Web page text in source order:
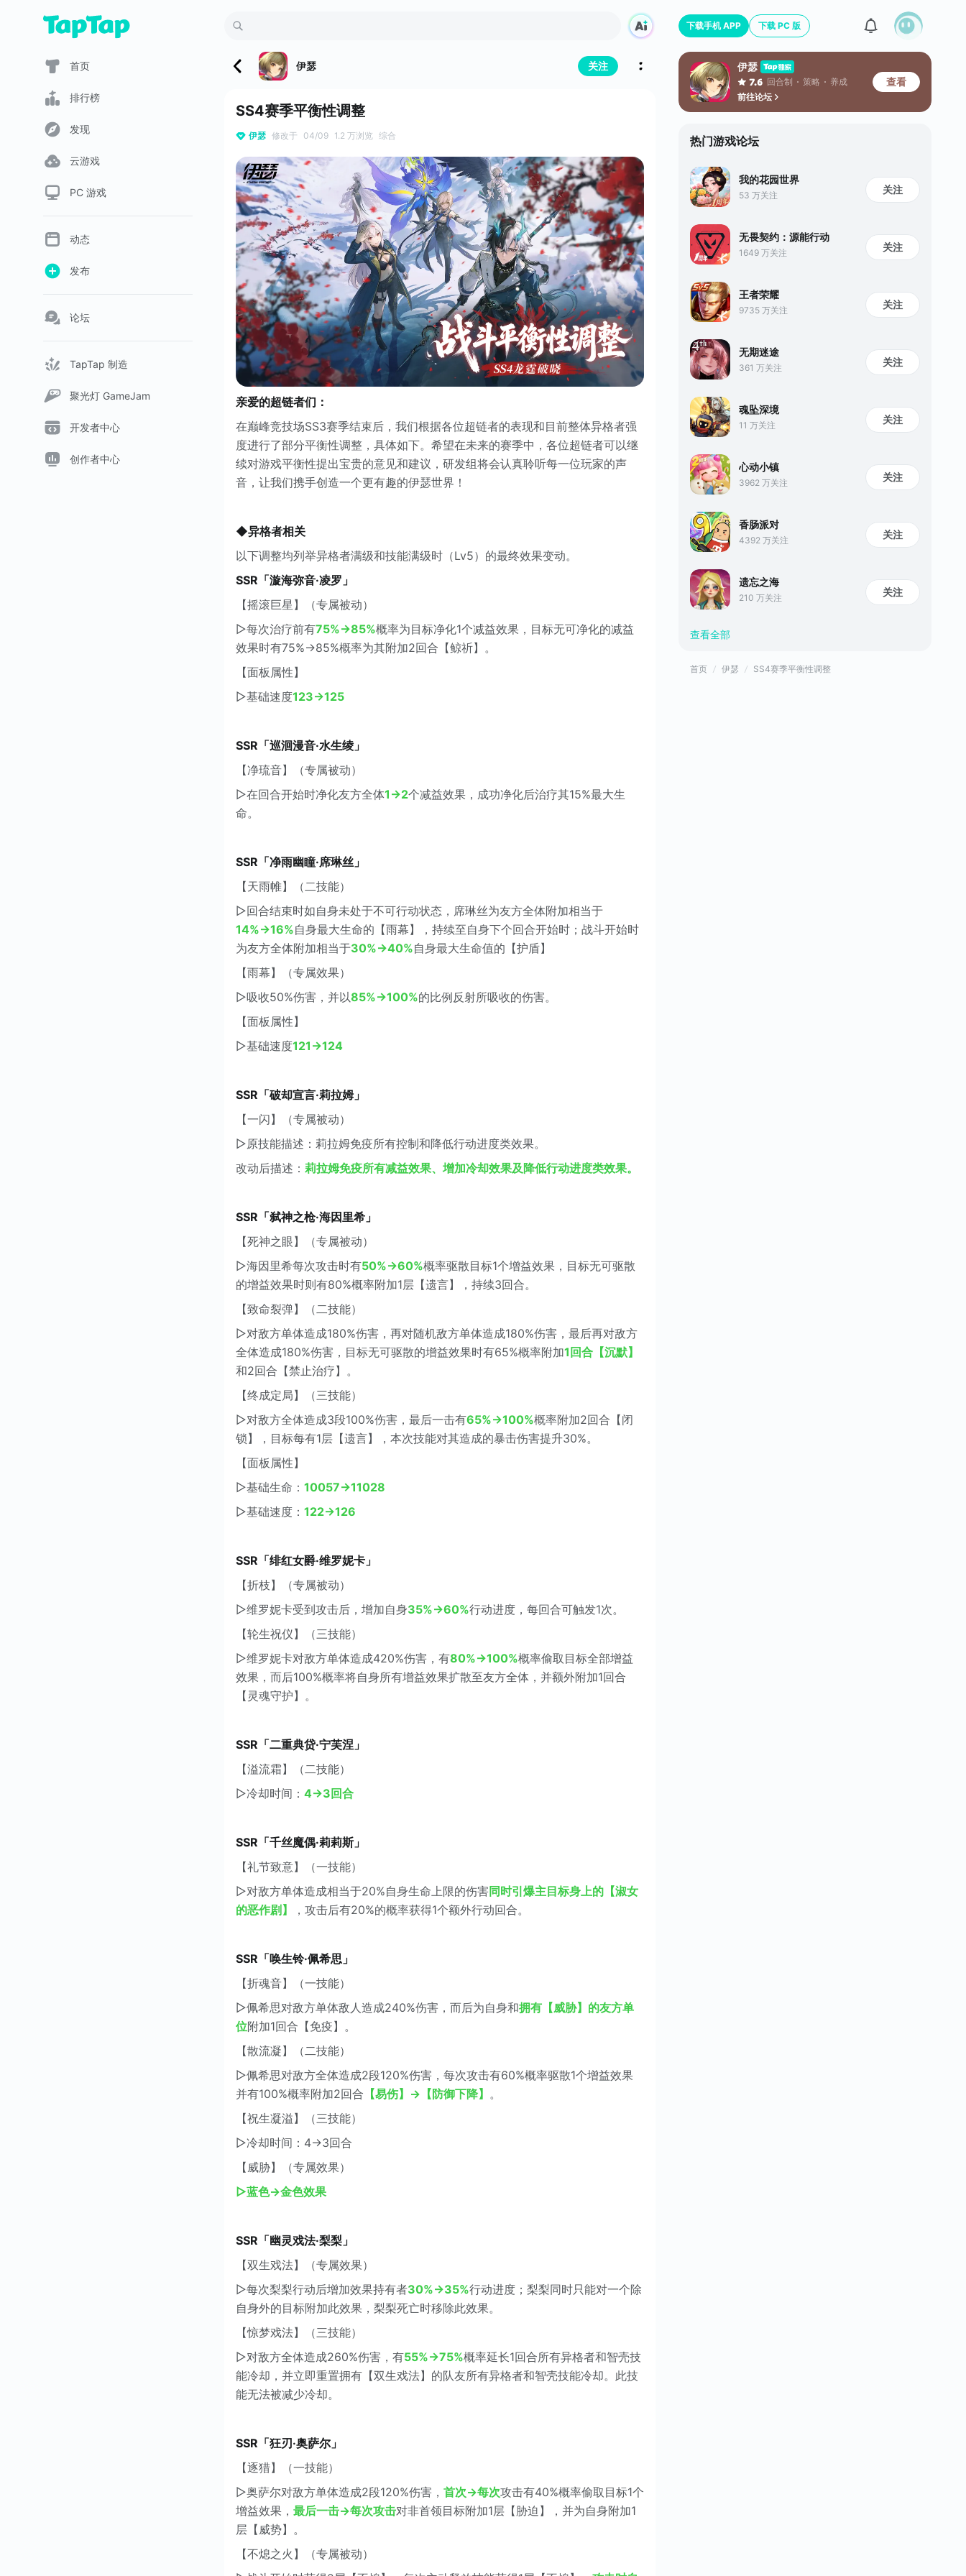
首页
排行榜
发现
云游戏
PC 游戏
动态
发布
论坛
TapTap 制造
聚光灯 GameJam
开发者中心
创作者中心
伊瑟 关注
SS4赛季平衡性调整
伊瑟 修改于 04/09 1.2 万浏览 综合
亲爱的超链者们：
在巅峰竞技场SS3赛季结束后，我们根据各位超链者的表现和目前整体异格者强
度进行了部分平衡性调整，具体如下。希望在未来的赛季中，各位超链者可以继
续对游戏平衡性提出宝贵的意见和建议，研发组将会认真聆听每一位玩家的声
音，让我们携手创造一个更有趣的伊瑟世界！
◆异格者相关
以下调整均列举异格者满级和技能满级时（Lv5）的最终效果变动。
SSR「漩海弥音·凌罗」
【摇滚巨星】（专属被动）
▷每次治疗前有75%→85%概率为目标净化1个减益效果，目标无可净化的减益
效果时有75%→85%概率为其附加2回合【鲸祈】。
【面板属性】
▷基础速度123→125
SSR「巡洄漫音·水生绫」
【净琉音】（专属被动）
▷在回合开始时净化友方全体1→2个减益效果，成功净化后治疗其15%最大生
命。
SSR「净雨幽瞳·席琳丝」
【天雨帷】（二技能）
▷回合结束时如自身未处于不可行动状态，席琳丝为友方全体附加相当于
14%→16%自身最大生命的【雨幕】，持续至自身下个回合开始时；战斗开始时
为友方全体附加相当于30%→40%自身最大生命值的【护盾】
【雨幕】（专属效果）
▷吸收50%伤害，并以85%→100%的比例反射所吸收的伤害。
【面板属性】
▷基础速度121→124
SSR「破却宣言·莉拉姆」
【一闪】（专属被动）
▷原技能描述：莉拉姆免疫所有控制和降低行动进度类效果。
改动后描述： 莉拉姆免疫所有减益效果、增加冷却效果及降低行动进度类效果。
SSR「弑神之枪·海因里希」
【死神之眼】（专属被动）
▷海因里希每次攻击时有50%→60%概率驱散目标1个增益效果，目标无可驱散
的增益效果时则有80%概率附加1层【遗言】，持续3回合。
【致命裂弹】（二技能）
▷对敌方单体造成180%伤害，再对随机敌方单体造成180%伤害，最后再对敌方
全体造成180%伤害，目标无可驱散的增益效果时有65%概率附加1回合【沉默】
和2回合【禁止治疗】。
【终成定局】（三技能）
▷对敌方全体造成3段100%伤害，最后一击有65%→100%概率附加2回合【闭
锁】，目标每有1层【遗言】，本次技能对其造成的暴击伤害提升30%。
【面板属性】
▷基础生命： 10057→11028
▷基础速度： 122→126
SSR「绯红女爵·维罗妮卡」
【折枝】（专属被动）
▷维罗妮卡受到攻击后，增加自身35%→60%行动进度，每回合可触发1次。
【轮生祝仪】（三技能）
▷维罗妮卡对敌方单体造成420%伤害，有80%→100%概率偷取目标全部增益
效果，而后100%概率将自身所有增益效果扩散至友方全体，并额外附加1回合
【灵魂守护】。
SSR「二重典贷·宁芙涅」
【溢流霜】（二技能）
▷冷却时间： 4→3回合
SSR「千丝魔偶·莉莉斯」
【礼节致意】（一技能）
▷对敌方单体造成相当于20%自身生命上限的伤害同时引爆主目标身上的【淑女
的恶作剧】
，攻击后有20%的概率获得1个额外行动回合。
SSR「唤生铃·佩希思」
【折魂音】（一技能）
▷佩希思对敌方单体敌人造成240%伤害，而后为自身和拥有【威胁】的友方单
位附加1回合【免疫】。
【散流凝】（二技能）
▷佩希思对敌方全体造成2段120%伤害，每次攻击有60%概率驱散1个增益效果
并有100%概率附加2回合 【易伤】→【防御下降】 。
【祝生凝溢】（三技能）
▷冷却时间：4→3回合
【威胁】（专属效果）
▷蓝色→金色效果
SSR「幽灵戏法·梨梨」
【双生戏法】（专属效果）
▷每次梨梨行动后增加效果持有者30%→35%行动进度；梨梨同时只能对一个除
自身外的目标附加此效果，梨梨死亡时移除此效果。
【惊梦戏法】（三技能）
▷对敌方全体造成260%伤害，有55%→75%概率延长1回合所有异格者和智壳技
能冷却，并立即重置拥有【双生戏法】的队友所有异格者和智壳技能冷却。此技
能无法被减少冷却。
SSR「狂刃·奥萨尔」
【逐猎】（一技能）
▷奥萨尔对敌方单体造成2段120%伤害， 首次→每次攻击有40%概率偷取目标1个
增益效果， 最后一击→每次攻击对非首领目标附加1层【胁迫】，并为自身附加1
层【威势】。
【不熄之火】（专属被动）
下载手机 APP 下载 PC 版
伊瑟
7.6 回合制 策略
养成
前往论坛
查看
热门游戏论坛
我的花园世界
53 万关注 关注
无畏契约：源能行动
1649 万关注 关注
王者荣耀
9735 万关注 关注
无期迷途
361 万关注 关注
魂坠深境
11 万关注 关注
心动小镇
3962 万关注 关注
香肠派对
4392 万关注 关注
遗忘之海
210 万关注 关注
查看全部
首页 伊瑟 SS4赛季平衡性调整